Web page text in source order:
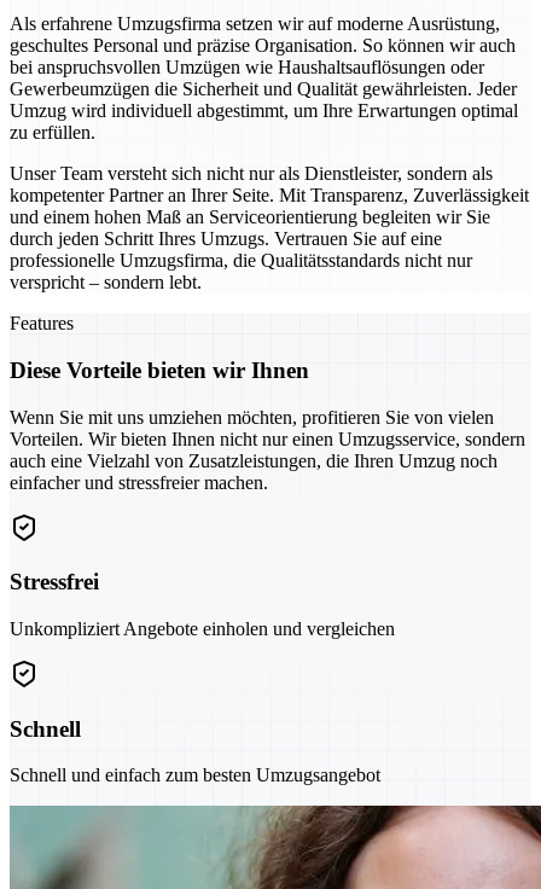
Als erfahrene Umzugsfirma setzen wir auf moderne Ausrüstung,
geschultes Personal und präzise Organisation. So können wir auch
bei anspruchsvollen Umzügen wie Haushaltsauflösungen oder
Gewerbeumzügen die Sicherheit und Qualität gewährleisten. Jeder
Umzug wird individuell abgestimmt, um Ihre Erwartungen optimal
zu erfüllen.
Unser Team versteht sich nicht nur als Dienstleister, sondern als
kompetenter Partner an Ihrer Seite. Mit Transparenz, Zuverlässigkeit
und einem hohen Maß an Serviceorientierung begleiten wir Sie
durch jeden Schritt Ihres Umzugs. Vertrauen Sie auf eine
professionelle Umzugsfirma, die Qualitätsstandards nicht nur
verspricht – sondern lebt.
Features
Diese Vorteile bieten wir Ihnen
Wenn Sie mit uns umziehen möchten, profitieren Sie von vielen
Vorteilen. Wir bieten Ihnen nicht nur einen Umzugsservice, sondern
auch eine Vielzahl von Zusatzleistungen, die Ihren Umzug noch
einfacher und stressfreier machen.
Stressfrei
Unkompliziert Angebote einholen und vergleichen
Schnell
Schnell und einfach zum besten Umzugsangebot